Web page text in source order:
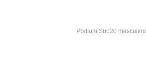
Podium Sub20 masculino